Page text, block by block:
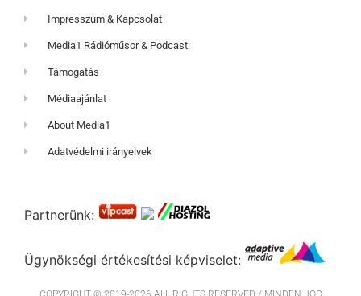
Impresszum & Kapcsolat
Media1 Rádióműsor & Podcast
Támogatás
Médiaajánlat
About Media1
Adatvédelmi irányelvek
Partnerünk:
Ügynökségi értékesítési képviselet: